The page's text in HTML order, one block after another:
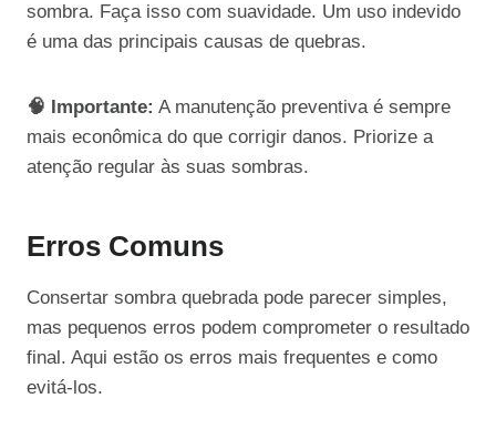
sombra. Faça isso com suavidade. Um uso indevido
é uma das principais causas de quebras.
🧠 Importante: A manutenção preventiva é sempre
mais econômica do que corrigir danos. Priorize a
atenção regular às suas sombras.
Erros Comuns
Consertar sombra quebrada pode parecer simples,
mas pequenos erros podem comprometer o resultado
final. Aqui estão os erros mais frequentes e como
evitá-los.